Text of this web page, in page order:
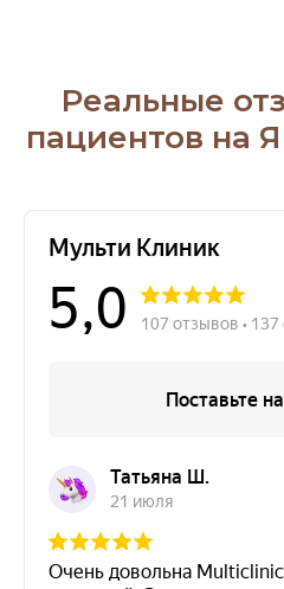
Реальные
пациентов на